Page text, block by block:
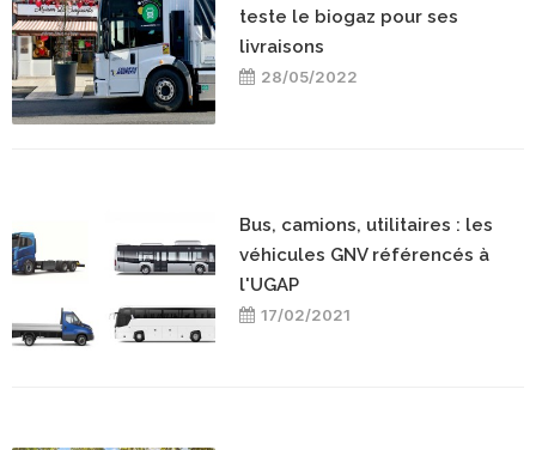
teste le biogaz pour ses
livraisons
28/05/2022
Bus, camions, utilitaires : les
véhicules GNV référencés à
l'UGAP
17/02/2021